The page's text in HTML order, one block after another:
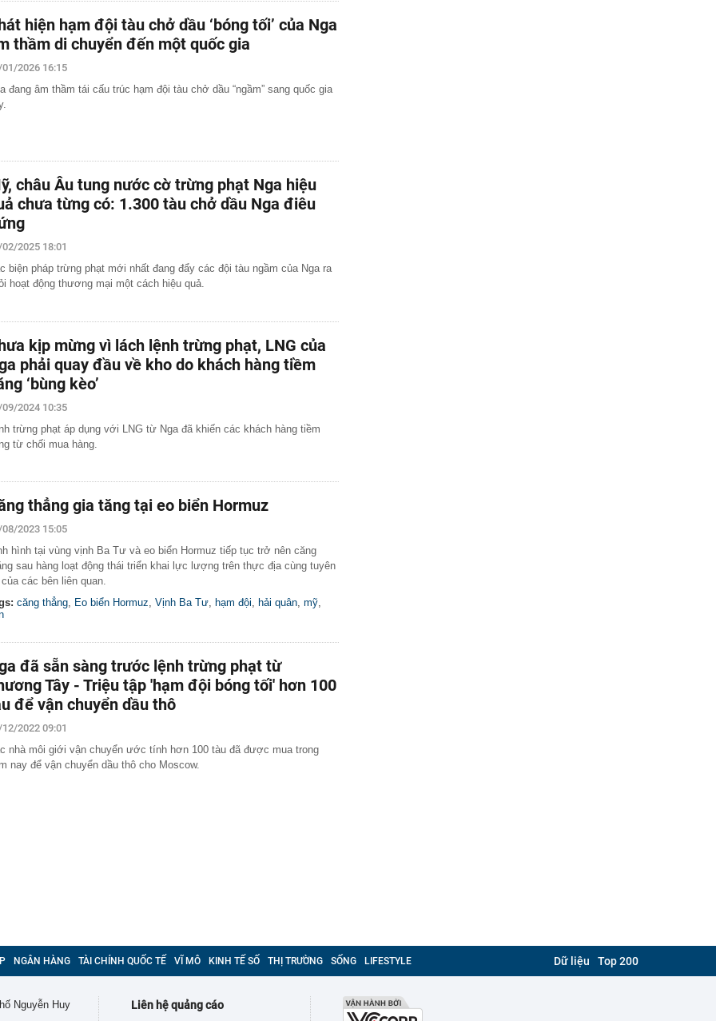
hiện hạm đội tàu chở dầu ‘bóng tối’ của Nga
thầm di chuyển đến một quốc gia
2026 16:15
đang âm thầm tái cấu trúc hạm đội tàu chở dầu “ngầm” sang quốc gia
châu Âu tung nước cờ trừng phạt Nga hiệu
chưa từng có: 1.300 tàu chở dầu Nga điêu
2025 18:01
biện pháp trừng phạt mới nhất đang đẩy các đội tàu ngầm của Nga ra
hoạt động thương mại một cách hiệu quả.
kịp mừng vì lách lệnh trừng phạt, LNG của
phải quay đầu về kho do khách hàng tiềm
‘bùng kèo’
2024 10:35
trừng phạt áp dụng với LNG từ Nga đã khiến các khách hàng tiềm
từ chối mua hàng.
thẳng gia tăng tại eo biển Hormuz
08/2023 15:05
hình tại vùng vịnh Ba Tư và eo biển Hormuz tiếp tục trở nên căng
sau hàng loạt động thái triển khai lực lượng trên thực địa cùng tuyên
của các bên liên quan.
căng thẳng, Eo biển Hormuz, Vịnh Ba Tư, hạm đội, hải quân, mỹ,
đã sẵn sàng trước lệnh trừng phạt từ
Tây - Triệu tập 'hạm đội bóng tối' hơn 100
để vận chuyển dầu thô
2022 09:01
nhà môi giới vận chuyển ước tính hơn 100 tàu đã được mua trong
nay để vận chuyển dầu thô cho Moscow.
NGÂN HÀNG TÀI CHÍNH QUỐC TẾ VĨ MÔ KINH TẾ SỐ THỊ TRƯỜNG SỐNG LIFESTYLE Dữ liệu Top 200
Nguyễn Huy
Liên hệ quảng cáo